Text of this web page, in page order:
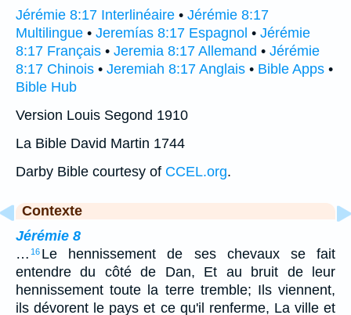
Jérémie 8:17 Interlinéaire • Jérémie 8:17
Multilingue • Jeremías 8:17 Espagnol • Jérémie
8:17 Français • Jeremia 8:17 Allemand • Jérémie
8:17 Chinois • Jeremiah 8:17 Anglais • Bible Apps •
Bible Hub
Version Louis Segond 1910
La Bible David Martin 1744
Darby Bible courtesy of CCEL.org.
Contexte
Jérémie 8
… 16 Le hennissement de ses chevaux se fait
entendre du côté de Dan, Et au bruit de leur
hennissement toute la terre tremble; Ils viennent,
ils dévorent le pays et ce qu'il renferme, La ville et